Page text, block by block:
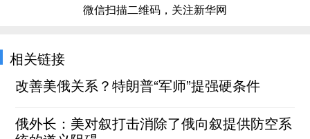
微信扫描二维码，关注新华网
相关链接
改善美俄关系？特朗普“军师”提强硬条件
俄外长：美对叙打击消除了俄向叙提供防空系